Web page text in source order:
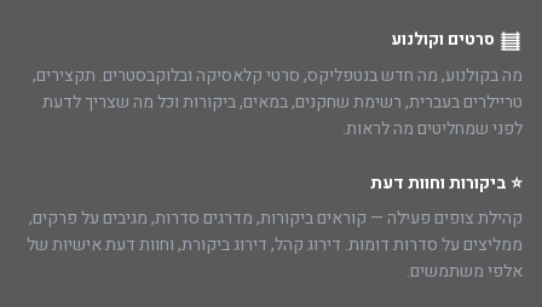
סרטים וקולנוע
מה בקולנוע, מה חדש בנטפליקס, סרטי קלאסיקה ובלוקבסטרים. תקצירים,
טריילרים בעברית, רשימת שחקנים, במאים, ביקורות וכל מה שצריך לדעת
לפני שמחליטים מה לראות.
⭐ ביקורות וחוות דעת
קהילת צופים פעילה — קוראים ביקורות, מדרגים סדרות, מגיבים על פרקים,
ממליצים על סדרות דומות. דירוג קהל, דירוג ביקורת, וחוות דעת אישיות של
אלפי משתמשים.